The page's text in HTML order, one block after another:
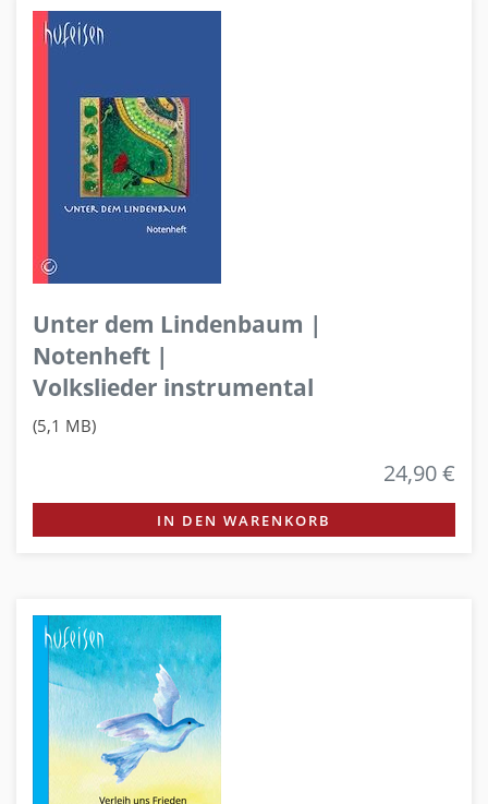
Unter dem Lindenbaum |
Notenheft |
Volkslieder instrumental
(5,1 MB)
24,90 €
IN DEN WARENKORB